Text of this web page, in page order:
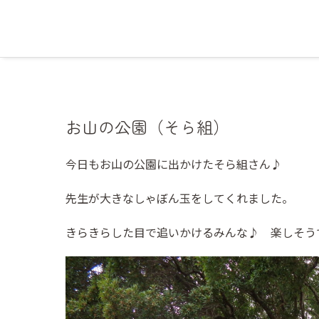
お山の公園（そら組）
今日もお山の公園に出かけたそら組さん♪
先生が大きなしゃぼん玉をしてくれました。
きらきらした目で追いかけるみんな♪ 楽しそう